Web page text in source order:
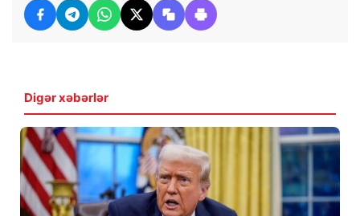
Digər xəbərlər